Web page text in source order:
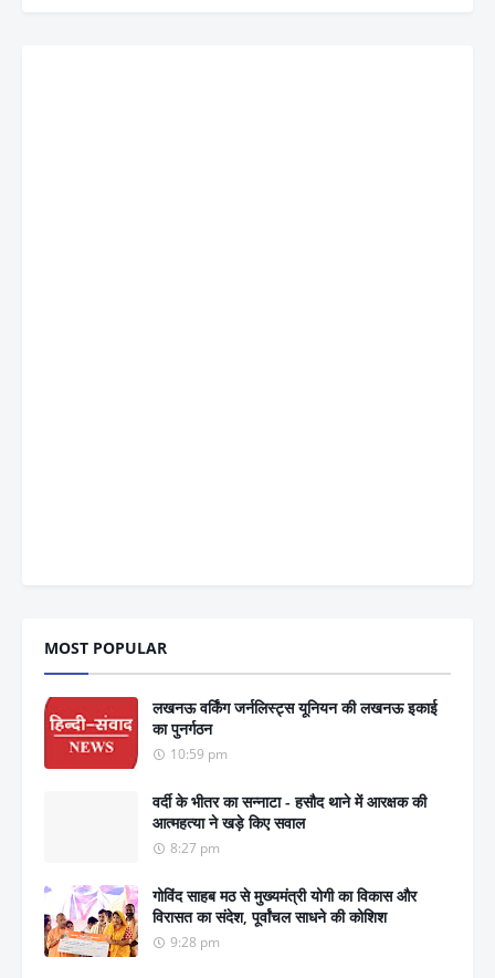
MOST POPULAR
लखनऊ वर्किंग जर्नलिस्ट्स यूनियन की लखनऊ इकाई
का पुनर्गठन
10:59 pm
वर्दी के भीतर का सन्नाटा - हसौद थाने में आरक्षक की
आत्महत्या ने खड़े किए सवाल
8:27 pm
गोविंद साहब मठ से मुख्यमंत्री योगी का विकास और
विरासत का संदेश, पूर्वांचल साधने की कोशिश
9:28 pm